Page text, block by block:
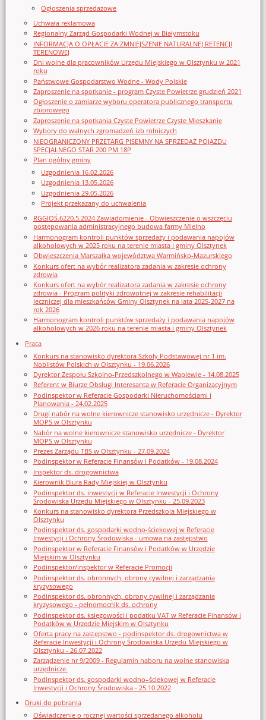
Ogłoszenia sprzedażowe
Uchwała reklamowa
Regionalny Zarząd Gospodarki Wodnej w Białymstoku
INFORMACJA O OPŁACIE ZA ZMNIEJSZENIE NATURALNEJ RETENCJI
TERENOWEJ
Dni wolne dla pracowników Urzędu Miejskiego w Olsztynku w 2021
roku
Państwowe Gospodarstwo Wodne - Wody Polskie
Zaproszenie na spotkanie - program Czyste Powietrze grudzień 2021
Ogłoszenie o zamiarze wyboru operatora publicznego transportu
zbiorowego
Zaproszenie na spotkania Czyste Powietrze Czyste Mieszkanie
Wybory do walnych zgromadzeń izb rolniczych
NIEOGRANICZONY PRZETARG PISEMNY NA SPRZEDAŻ POJAZDU
SPECJALNEGO STAR 200 PM 18P
Plan ogólny gminy
Uzgodnienia 16.02.2026
Uzgodnienia 13.05.2026
Uzgodnienia 29.05.2026
Projekt przekazany do uchwalenia
RGGIOŚ.6220.5.2024 Zawiadomienie - Obwieszczenie o wszczęciu
postępowania administracyjnego budowa farmy Mielno
Harmonogram kontroli punktów sprzedaży i podawania napojów
alkoholowych w 2025 roku na terenie miasta i gminy Olsztynek
Obwieszczenia Marszałka województwa Warmińsko-Mazurskiego
Konkurs ofert na wybór realizatora zadania w zakresie ochrony
zdrowia
Konkurs ofert na wybór realizatora zadania w zakresie ochrony
zdrowia - Program polityki zdrowotnej w zakresie rehabilitacji
leczniczej dla mieszkańców Gminy Olsztynek na lata 2025-2027 na
rok 2026
Harmonogram kontroli punktów sprzedaży i podawania napojów
alkoholowych w 2026 roku na terenie miasta i gminy Olsztynek
Praca
Konkurs na stanowisko dyrektora Szkoły Podstawowej nr 1 im.
Noblistów Polskich w Olsztynku - 19.06.2026
Dyrektor Zespołu Szkolno-Przedszkolnego w Waplewie - 14.08.2025
Referent w Biurze Obsługi Interesanta w Referacie Organizacyjnym
Podinspektor w Referacie Gospodarki Nieruchomościami i
Planowania - 24.02.2025
Drugi nabór na wolne kierownicze stanowisko urzędnicze - Dyrektor
MOPS w Olsztynku
Nabór na wolne kierownicze stanowisko urzędnicze - Dyrektor
MOPS w Olsztynku
Prezes Zarządu TBS w Olsztynku - 27.09.2024
Podinspektor w Referacie Finansów i Podatków - 19.08.2024
Inspektor ds. drogownictwa
Kierownik Biura Rady Miejskiej w Olsztynku
Podinspektor ds. inwestycji w Referacie Inwestycji i Ochrony
Środowiska Urzędu Miejskiego w Olsztynku - 25.09.2023
Konkurs na stanowisko dyrektora Przedszkola Miejskiego w
Olsztynku
Podinspektor ds. gospodarki wodno-ściekowej w Referacie
Inwestycji i Ochrony Środowiska - umowa na zastępstwo
Podinspektor w Referacie Finansów i Podatków w Urzędzie
Miejskim w Olsztynku
Podinspektor/inspektor w Referacie Promocji
Podinspektor ds. obronnych, obrony cywilnej i zarządzania
kryzysowego
Podinspektor ds. obronnych, obrony cywilnej i zarządzania
kryzysowego - pełnomocnik ds. ochrony
Podinspektor ds. księgowości i podatku VAT w Referacie Finansów i
Podatków w Urzędzie Miejskim w Olsztynku
Oferta pracy na zastępstwo - podinspektor ds. drogownictwa w
Referacie Inwestycji i Ochrony Środowiska Urzędu Miejskiego w
Olsztynku - 26.07.2022
Zarządzenie nr 9/2009 - Regulamin naboru na wolne stanowiska
urzędnicze.
Podinspektor ds. gospodarki wodno–ściekowej w Referacie
Inwestycji i Ochrony Środowiska - 25.10.2022
Druki do pobrania
Oświadczenie o rocznej wartości sprzedanego alkoholu